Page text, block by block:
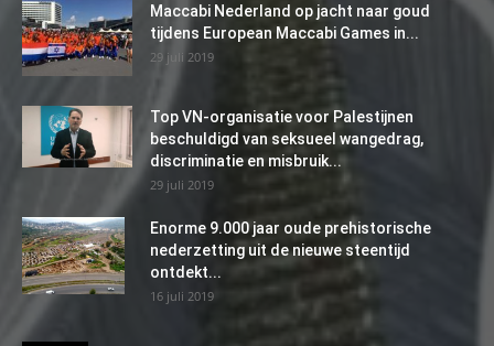
Maccabi Nederland op jacht naar goud
tijdens European Maccabi Games in...
29 juli 2019
Top VN-organisatie voor Palestijnen
beschuldigd van seksueel wangedrag,
discriminatie en misbruik...
29 juli 2019
Enorme 9.000 jaar oude prehistorische
nederzetting uit de nieuwe steentijd
ontdekt...
16 juli 2019